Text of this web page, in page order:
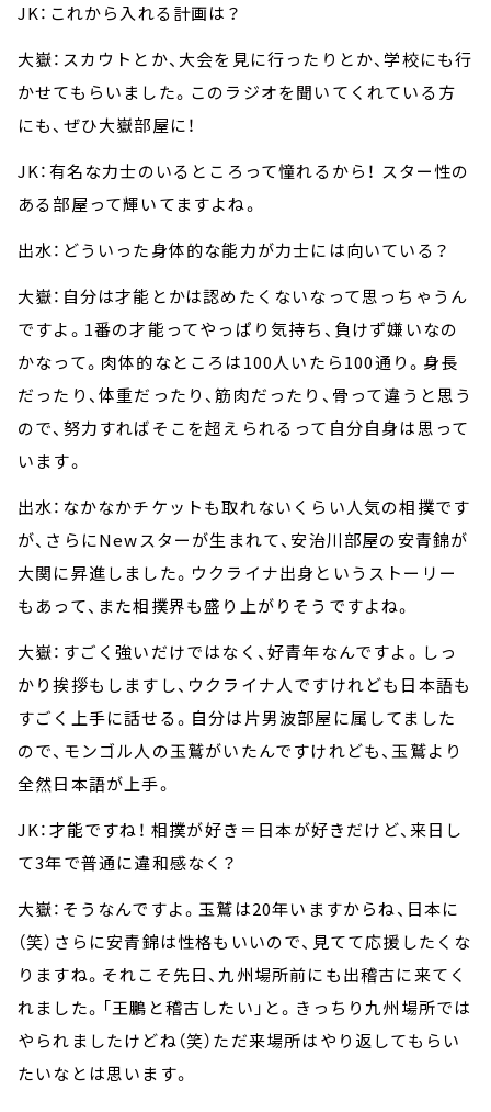
JK：これから入れる計画は？
大嶽：スカウトとか、大会を見に行ったりとか、学校にも行
かせてもらいました。このラジオを聞いてくれている方
にも、ぜひ大嶽部屋に！
JK：有名な力士のいるところって憧れるから！ スター性の
ある部屋って輝いてますよね。
出水：どういった身体的な能力が力士には向いている？
大嶽：自分は才能とかは認めたくないなって思っちゃうん
ですよ。1番の才能ってやっぱり気持ち、負けず嫌いなの
かなって。肉体的なところは100人いたら100通り。身長
だったり、体重だったり、筋肉だったり、骨って違うと思う
ので、努力すればそこを超えられるって自分自身は思って
います。
出水：なかなかチケットも取れないくらい人気の相撲です
が、さらにNewスターが生まれて、安治川部屋の安青錦が
大関に昇進しました。ウクライナ出身というストーリー
もあって、また相撲界も盛り上がりそうですよね。
大嶽：すごく強いだけではなく、好青年なんですよ。しっ
かり挨拶もしますし、ウクライナ人ですけれども日本語も
すごく上手に話せる。自分は片男波部屋に属してました
ので、モンゴル人の玉鷲がいたんですけれども、玉鷲より
全然日本語が上手。
JK：才能ですね！ 相撲が好き＝日本が好きだけど、来日し
て3年で普通に違和感なく？
大嶽：そうなんですよ。玉鷲は20年いますからね、日本に
（笑）さらに安青錦は性格もいいので、見てて応援したくな
りますね。それこそ先日、九州場所前にも出稽古に来てく
れました。「王鵬と稽古したい」と。きっちり九州場所では
やられましたけどね（笑）ただ来場所はやり返してもらい
たいなとは思います。